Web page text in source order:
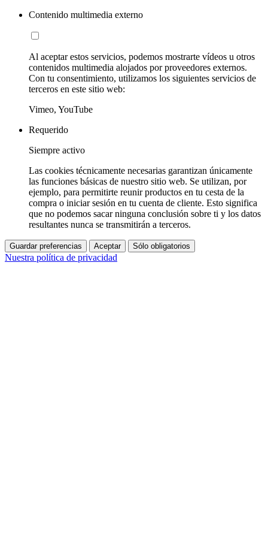
Contenido multimedia externo
Al aceptar estos servicios, podemos mostrarte vídeos u otros
contenidos multimedia alojados por proveedores externos.
Con tu consentimiento, utilizamos los siguientes servicios de
terceros en este sitio web:
Vimeo, YouTube
Requerido
Siempre activo
Las cookies técnicamente necesarias garantizan únicamente
las funciones básicas de nuestro sitio web. Se utilizan, por
ejemplo, para permitirte reunir productos en tu cesta de la
compra o iniciar sesión en tu cuenta de cliente. Esto significa
que no podemos sacar ninguna conclusión sobre ti y los datos
resultantes nunca se transmitirán a terceros.
Guardar preferencias Aceptar Sólo obligatorios
Nuestra política de privacidad